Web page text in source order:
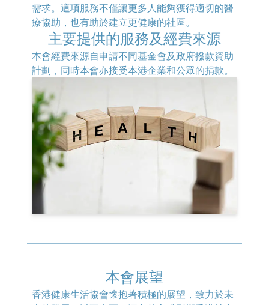
需求。這項服務不僅讓更多人能夠獲得適切的醫
療協助，也有助於建立更健康的社區。
主要提供的服務及經費來源
本會經費來源自申請不同基金會及政府撥款資助
計劃，同時本會亦接受本港企業和公眾的捐款。
本會展望
香港健康生活協會懷抱著積極的展望，致力於未